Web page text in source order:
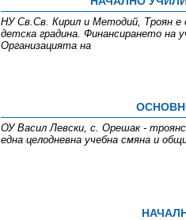
НУ Св.Св. Кирил и Методий, Троян е
детска градина. Финансирането на
Организацията на
ОУ Васил Левски, с. Орешак -
една целодневна учебна смяна и